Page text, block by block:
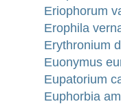
Eriophorum
Erophila
Erythronium
Euonymus
Eupatorium
Euphorbia